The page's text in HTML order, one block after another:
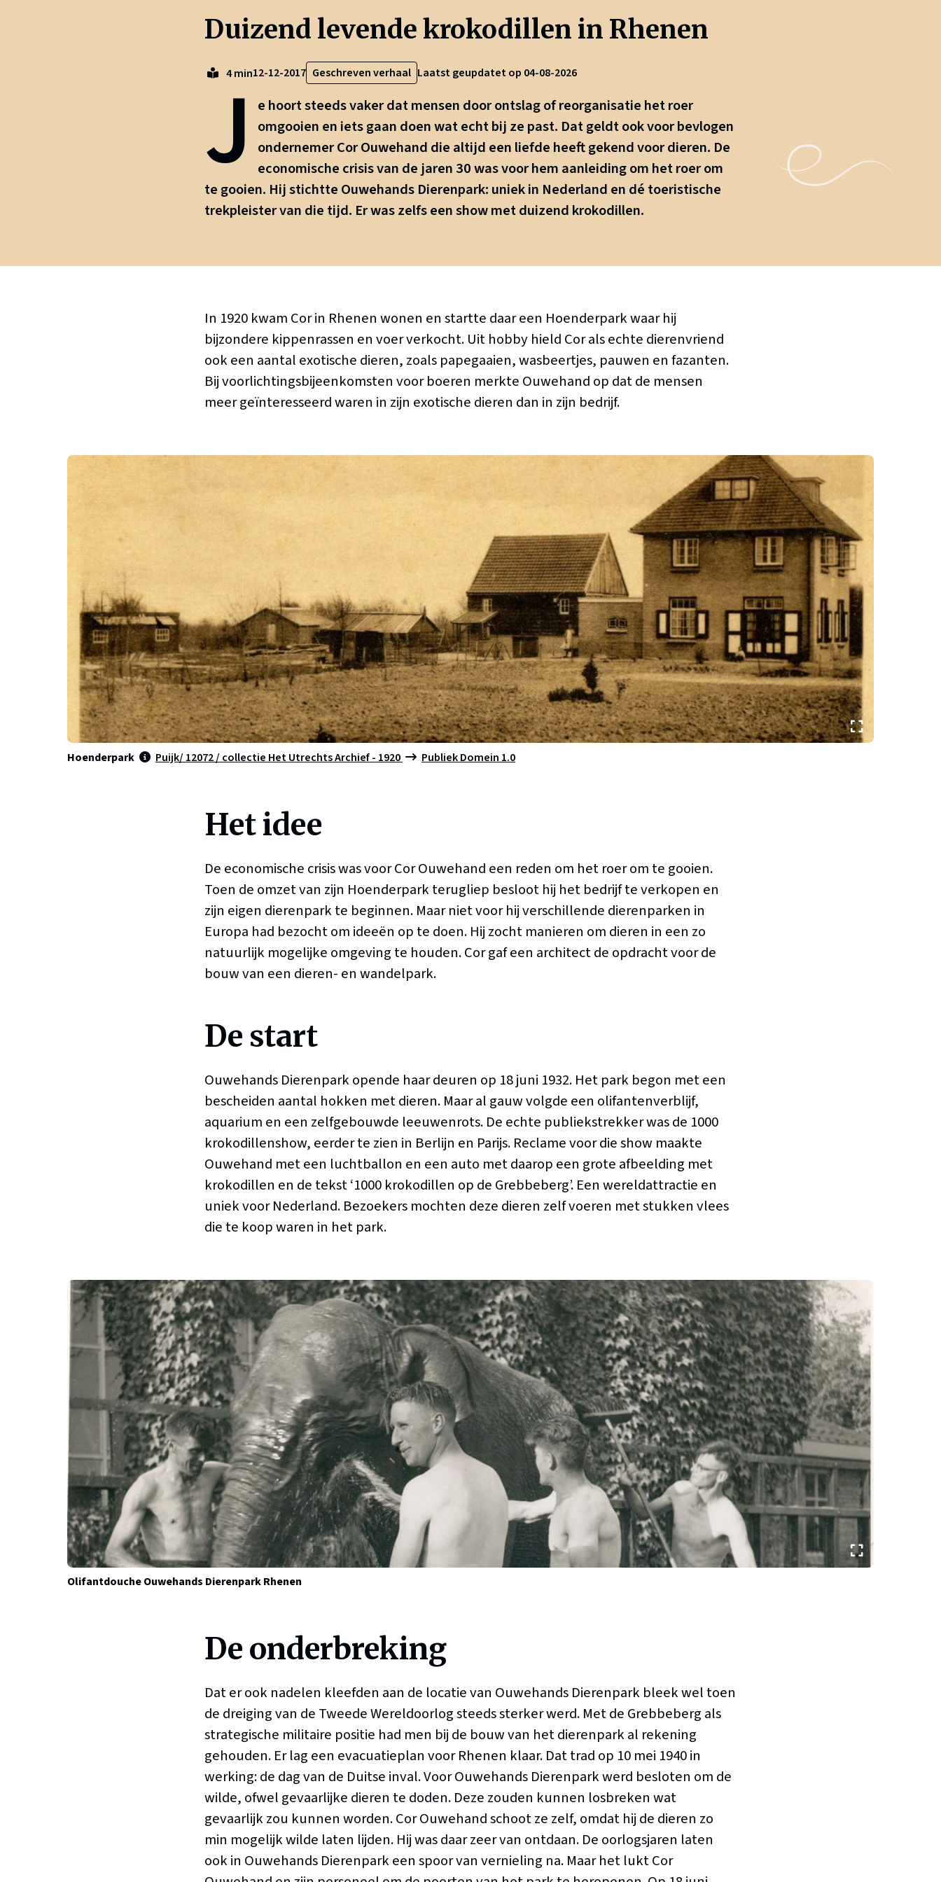
Duizend levende krokodillen in Rhenen
4 min12-12-2017 Geschreven verhaal Laatst geupdatet op 04-08-2026
J
e hoort steeds vaker dat mensen door ontslag of reorganisatie het roer
omgooien en iets gaan doen wat echt bij ze past. Dat geldt ook voor bevlogen
ondernemer Cor Ouwehand die altijd een liefde heeft gekend voor dieren. De
economische crisis van de jaren 30 was voor hem aanleiding om het roer om
te gooien. Hij stichtte Ouwehands Dierenpark: uniek in Nederland en dé toeristische
trekpleister van die tijd. Er was zelfs een show met duizend krokodillen.
In 1920 kwam Cor in Rhenen wonen en startte daar een Hoenderpark waar hij
bijzondere kippenrassen en voer verkocht. Uit hobby hield Cor als echte dierenvriend
ook een aantal exotische dieren, zoals papegaaien, wasbeertjes, pauwen en fazanten.
Bij voorlichtingsbijeenkomsten voor boeren merkte Ouwehand op dat de mensen
meer geïnteresseerd waren in zijn exotische dieren dan in zijn bedrijf.
Hoenderpark Puijk/ 12072 / collectie Het Utrechts Archief - 1920 Publiek Domein 1.0
Het idee
De economische crisis was voor Cor Ouwehand een reden om het roer om te gooien.
Toen de omzet van zijn Hoenderpark terugliep besloot hij het bedrijf te verkopen en
zijn eigen dierenpark te beginnen. Maar niet voor hij verschillende dierenparken in
Europa had bezocht om ideeën op te doen. Hij zocht manieren om dieren in een zo
natuurlijk mogelijke omgeving te houden. Cor gaf een architect de opdracht voor de
bouw van een dieren- en wandelpark.
De start
Ouwehands Dierenpark opende haar deuren op 18 juni 1932. Het park begon met een
bescheiden aantal hokken met dieren. Maar al gauw volgde een olifantenverblijf,
aquarium en een zelfgebouwde leeuwenrots. De echte publiekstrekker was de 1000
krokodillenshow, eerder te zien in Berlijn en Parijs. Reclame voor die show maakte
Ouwehand met een luchtballon en een auto met daarop een grote afbeelding met
krokodillen en de tekst ‘1000 krokodillen op de Grebbeberg’. Een wereldattractie en
uniek voor Nederland. Bezoekers mochten deze dieren zelf voeren met stukken vlees
die te koop waren in het park.
OlifantdoucheOuwehands Dierenpark Rhenen
De onderbreking
Dat er ook nadelen kleefden aan de locatie van Ouwehands Dierenpark bleek wel toen
de dreiging van de Tweede Wereldoorlog steeds sterker werd. Met de Grebbeberg als
strategische militaire positie had men bij de bouw van het dierenpark al rekening
gehouden. Er lag een evacuatieplan voor Rhenen klaar. Dat trad op 10 mei 1940 in
werking: de dag van de Duitse inval. Voor Ouwehands Dierenpark werd besloten om de
wilde, ofwel gevaarlijke dieren te doden. Deze zouden kunnen losbreken wat
gevaarlijk zou kunnen worden. Cor Ouwehand schoot ze zelf, omdat hij de dieren zo
min mogelijk wilde laten lijden. Hij was daar zeer van ontdaan. De oorlogsjaren laten
ook in Ouwehands Dierenpark een spoor van vernieling na. Maar het lukt Cor